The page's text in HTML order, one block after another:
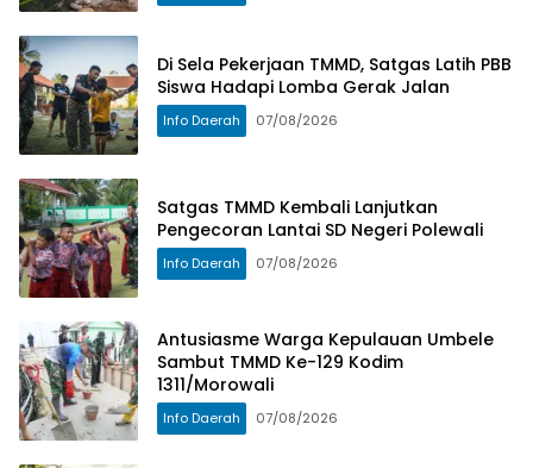
Di Sela Pekerjaan TMMD, Satgas Latih PBB
Siswa Hadapi Lomba Gerak Jalan
Info Daerah 07/08/2026
Satgas TMMD Kembali Lanjutkan
Pengecoran Lantai SD Negeri Polewali
Info Daerah 07/08/2026
Antusiasme Warga Kepulauan Umbele
Sambut TMMD Ke-129 Kodim
1311/Morowali
Info Daerah 07/08/2026